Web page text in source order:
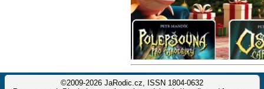
©2009-2026 JaRodic.cz, ISSN 1804-0632